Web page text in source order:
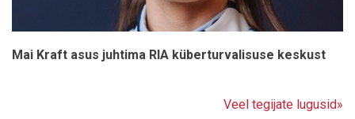
Mai Kraft asus juhtima RIA küberturvalisuse keskust
Veel tegijate lugusid»